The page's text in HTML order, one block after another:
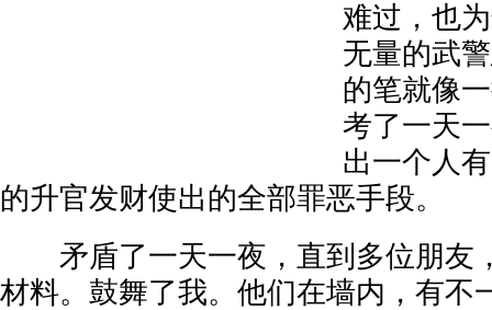
难过，也
无量的武
的笔就像
考了一天
出一个人
的升官发财使出的全部罪恶手段。
矛盾了一天一夜，直到多位朋友
材料。鼓舞了我。他们在墙内，有不